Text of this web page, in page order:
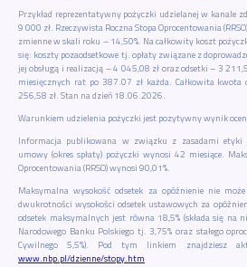
Przykład reprezentatywny pożyczki udzielanej w kanale
9 000 zł. Rzeczywista Roczna Stopa Oprocentowania
zmienne w skali roku – 14,50%. Na całkowity koszt
się: koszty pozaodsetkowe tj. opłaty związane z
jej obsługą i realizacją – 4 045,08 zł oraz odsetki – 3
miesięcznych rat po 387.07 zł każda. Całkowita
256,58 zł. Stan na dzień 18.06.2026.
Warunkiem udzielenia pożyczki jest pozytywny wynik
Informacja publikowana w związku z zasadami etyki
umowy (okres spłaty) pożyczki wynosi 42 miesiące.
Oprocentowania (RRSO) wynosi 90,01%.
Maksymalna wysokość odsetek za opóźnienie nie
dwukrotności wysokości odsetek ustawowych za
odsetek maksymalnych jest równa 18,5% (składa się na
Narodowego Banku Polskiego tj. 3,75% oraz stałego
Cywilnego 5,5%). Pod tym linkiem znajdziesz
www.nbp.pl/dzienne/stopy.htm